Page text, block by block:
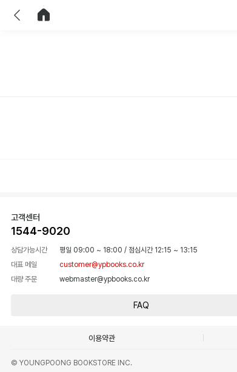
고객센터
1544-9020
상담가능시간 평일 09:00 ~ 18:00 / 점심시간 12:15 ~ 13:15
대표 메일
customer@ypbooks.co.kr
대량 주문
webmaster@ypbooks.co.kr
FAQ
이용약관
© YOUNGPOONG BOOKSTORE INC.